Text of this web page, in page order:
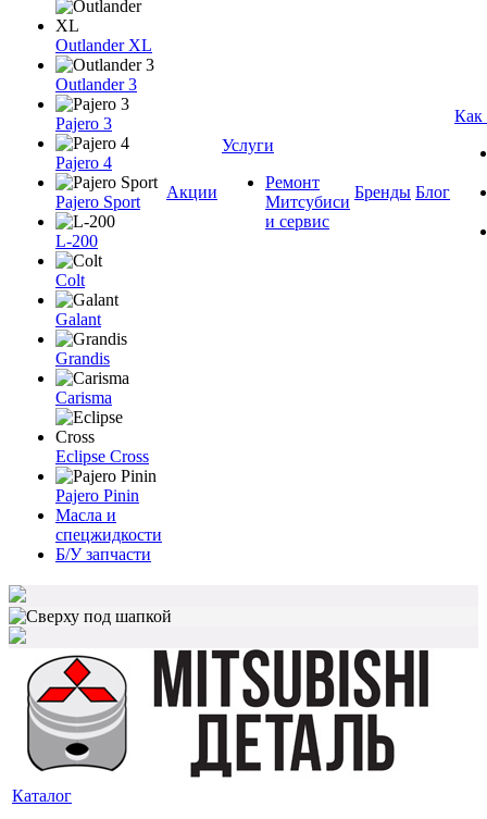
Outlander XL
Outlander 3
Pajero 3
Pajero 4
Pajero Sport
L-200
Colt
Galant
Grandis
Carisma
Eclipse Cross
Pajero Pinin
Масла и
спецжидкости
Б/У запчасти
Акции
Услуги
Ремонт
Митсубиси
и сервис
Бренды Блог
Как
Каталог